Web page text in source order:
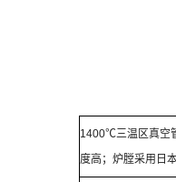
1400℃三温区真空
度高；炉膛采用日